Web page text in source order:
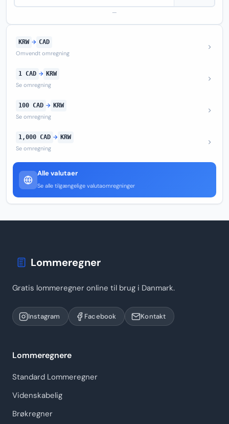
—
KRW → CAD
Omvendt omregning
1 CAD → KRW
Se omregning
100 CAD → KRW
Se omregning
1,000 CAD → KRW
Se omregning
Alle valutaer
Se alle tilgængelige valutaomregninger
Lommeregner
Gratis lommeregner online til brug i Danmark.
Instagram Facebook Kontakt
Lommeregnere
Standard Lommeregner
Videnskabelig
Brøkregner